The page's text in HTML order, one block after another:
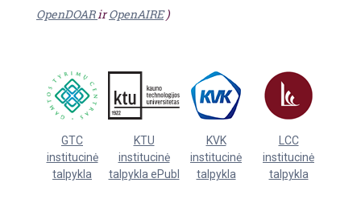
OpenDOARirOpenAIRE)
GTC
institucinė
talpykla
KTU
institucinė
talpykla ePubl
KVK
institucinė
talpykla
LCC
institucinė
talpykla